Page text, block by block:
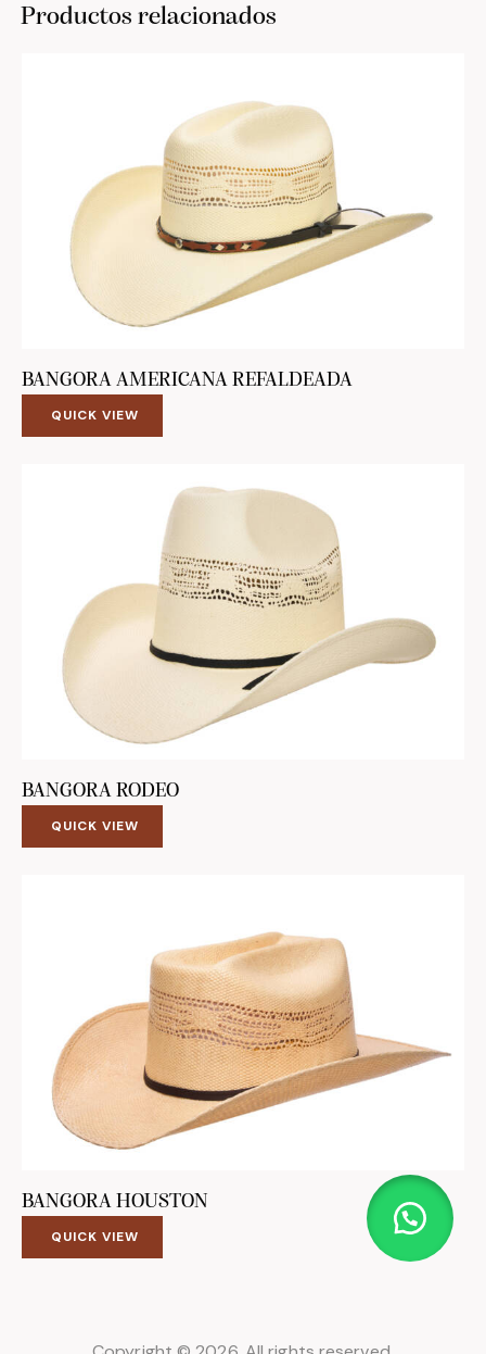
Productos relacionados
BANGORA AMERICANA REFALDEADA
QUICK VIEW
BANGORA RODEO
QUICK VIEW
BANGORA HOUSTON
QUICK VIEW